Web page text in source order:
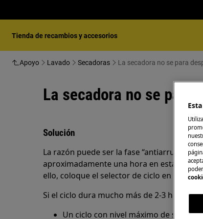
Tienda de recambios y accesorios
Apoyo Lavado Secadoras La secadora no se para
La secadora no se para
Solución
La razón puede ser la fase “antiarrugas”.
aproximadamente una hora en esta fase,
ello, coloque el selector de ciclo en la
Si el ciclo dura mucho más de 2-3 horas:
Un ciclo con nivel máximo de secado